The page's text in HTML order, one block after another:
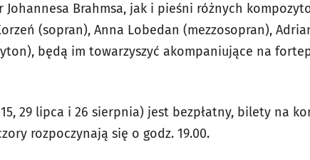
Brahmsa, jak i pieśni różnych
(sopran), Anna Lobedan (mezzosopran),
będą im towarzyszyć akompaniujące na
29 lipca i 26 sierpnia) jest bezpłatny, bilety na
rozpoczynają się o godz. 19.00.